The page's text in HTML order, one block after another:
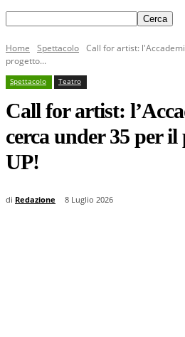
Home Spettacolo Call for artist:
progetto...
Spettacolo Teatro
Call for artist:
cerca under 35 per il
UP!
di Redazione 8 Luglio 2026